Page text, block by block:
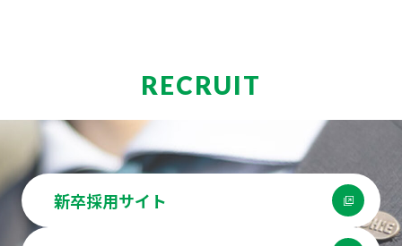
RECRUIT
新卒採用サイト